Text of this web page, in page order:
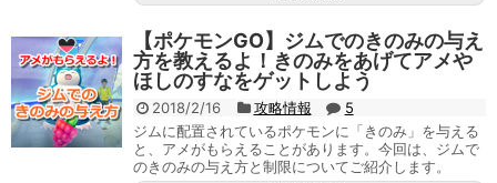
【ポケモンGO】ジムでのきのみの与え
方を教えるよ！きのみをあげてアメや
ほしのすなをゲットしよう
2018/2/16 攻略情報
5
ジムに配置されているポケモンに「きのみ」を与える
と、アメがもらえることがあります。今回は、ジムで
のきのみの与え方と制限についてご紹介します。